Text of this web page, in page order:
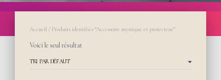
Accueil / Produits identifiés “Accessoire mystique et protecteur”
Voici le seul résultat